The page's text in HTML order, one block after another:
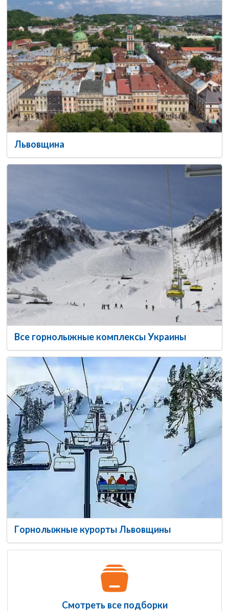
Львовщина
Все горнолыжные комплексы Украины
Горнолыжные курорты Львовщины
Смотреть все подборки